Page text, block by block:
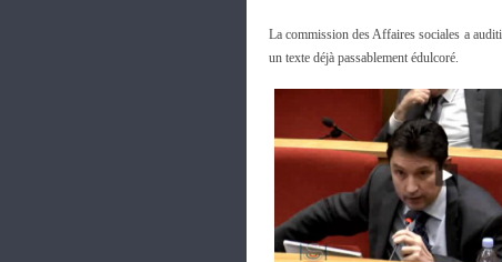
La commission des Affaires sociales a
un texte déjà passablement édulcoré.